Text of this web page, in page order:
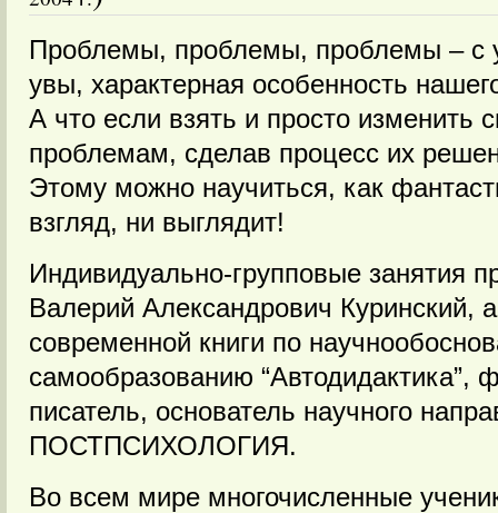
Проблемы, проблемы, проблемы – с
увы, характерная особенность
А что если взять и просто изменить
проблемам, сделав процесс их
Этому можно научиться, как
взгляд, ни выглядит!
Индивидуально-групповые занятия
Валерий Александрович Куринский,
современной книги по
самообразованию “Автодидактика”,
писатель, основатель научного
ПОСТПСИХОЛОГИЯ.
Во всем мире многочисленные